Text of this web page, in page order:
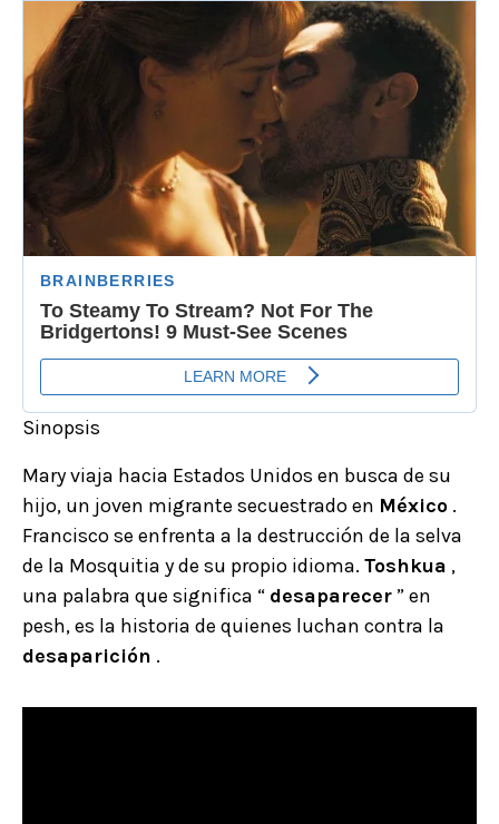
Sinopsis
Mary viaja hacia Estados Unidos en busca de su
hijo, un joven migrante secuestrado en México .
Francisco se enfrenta a la destrucción de la selva
de la Mosquitia y de su propio idioma. Toshkua ,
una palabra que significa “ desaparecer” en
pesh, es la historia de quienes luchan contra la
desaparición .